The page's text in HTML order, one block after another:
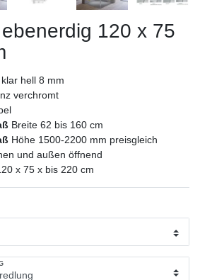
120 x 75
hell 8 mm
verchromt
Breite 62 bis 160 cm
Höhe 1500-2200 mm preisgleich
und außen öffnend
x 75 x bis 220 cm